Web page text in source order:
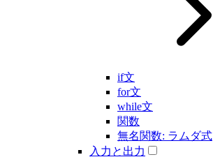
if文
for文
while文
関数
無名関数: ラムダ式
入力と出力